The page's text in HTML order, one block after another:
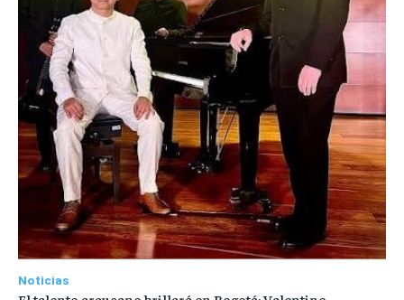
Noticias